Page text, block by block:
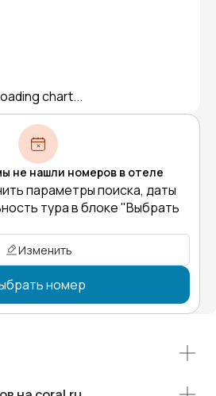
chart...
не нашли номеров в отеле
параметры поиска, даты
тура в блоке "Выбрать
Изменить
номер